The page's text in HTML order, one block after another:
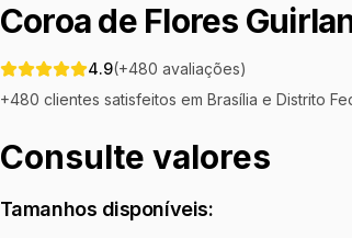
Coroa de Flores
4.9(+480 avaliações)
+480 clientes satisfeitos em Brasília e Distrito
Consulte valores
Tamanhos disponíveis: